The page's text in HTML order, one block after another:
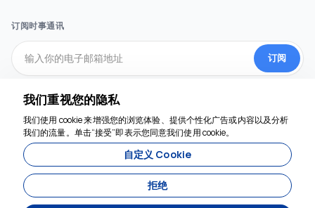
订阅时事通讯
订阅
社交媒体
我们重视您的隐私
我们使用 cookie 来增强您的浏览体验、提供个性化广告或内容以及分析
我们的流量。单击“接受”即表示您同意我们使用 cookie。
自定义 Cookie
拒绝
我们随时为您服务